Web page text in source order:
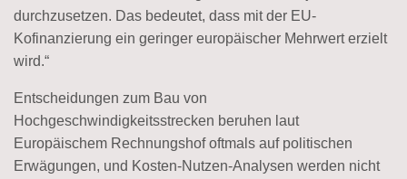
durchzusetzen. Das bedeutet, dass mit der EU-
Kofinanzierung ein geringer europäischer Mehrwert erzielt
wird.“
Entscheidungen zum Bau von
Hochgeschwindigkeitsstrecken beruhen laut
Europäischem Rechnungshof oftmals auf politischen
Erwägungen, und Kosten-Nutzen-Analysen werden nicht